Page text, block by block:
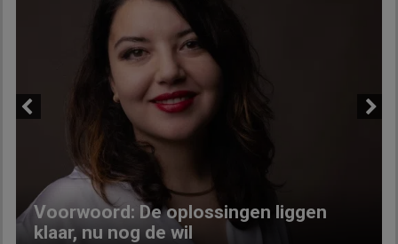
Voorwoord: De oplossingen liggen
klaar, nu nog de wil